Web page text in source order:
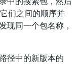
们之间的顺序并
现同一个包名称，
径中的新版本的